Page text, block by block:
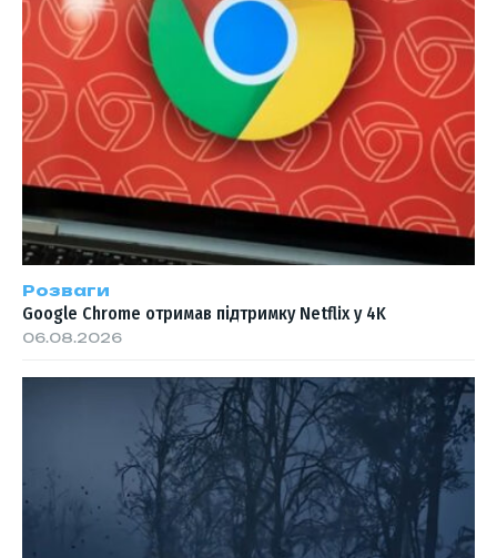
Розваги
Google Chrome отримав підтримку Netflix у 4K
06.08.2026